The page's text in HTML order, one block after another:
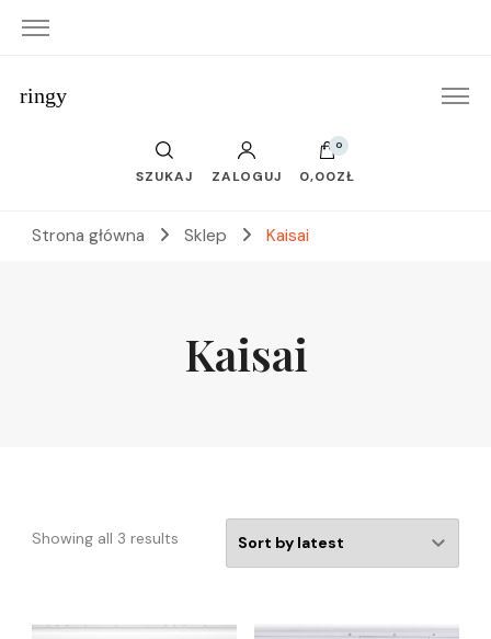
ringy
SZUKAJ ZALOGUJ
0
0,00ZŁ
Strona główna Sklep Kaisai
Kaisai
Showing all 3 results